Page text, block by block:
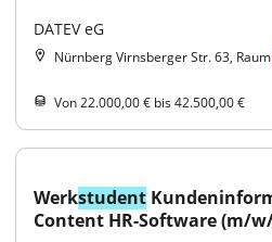
DATEV eG
Nürnberg Virnsberger Str. 63, Raum
Von 22.000,00 € bis 42.500,00 €
Werkstudent
Content HR-Software (m/